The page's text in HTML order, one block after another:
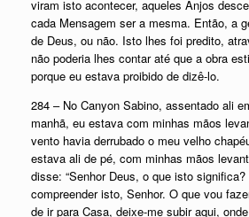
viram isto acontecer, aqueles Anjos
cada Mensagem ser a mesma. Então, a
de Deus, ou não. Isto lhes foi predito,
não poderia lhes contar até que a obra
porque eu estava proibido de dizê-lo.
284 – No Canyon Sabino, assentado ali
manhã, eu estava com minhas mãos
vento havia derrubado o meu velho
estava ali de pé, com minhas mãos
disse: “Senhor Deus, o que isto
compreender isto, Senhor. O que vou
de ir para Casa, deixe-me subir aqui,